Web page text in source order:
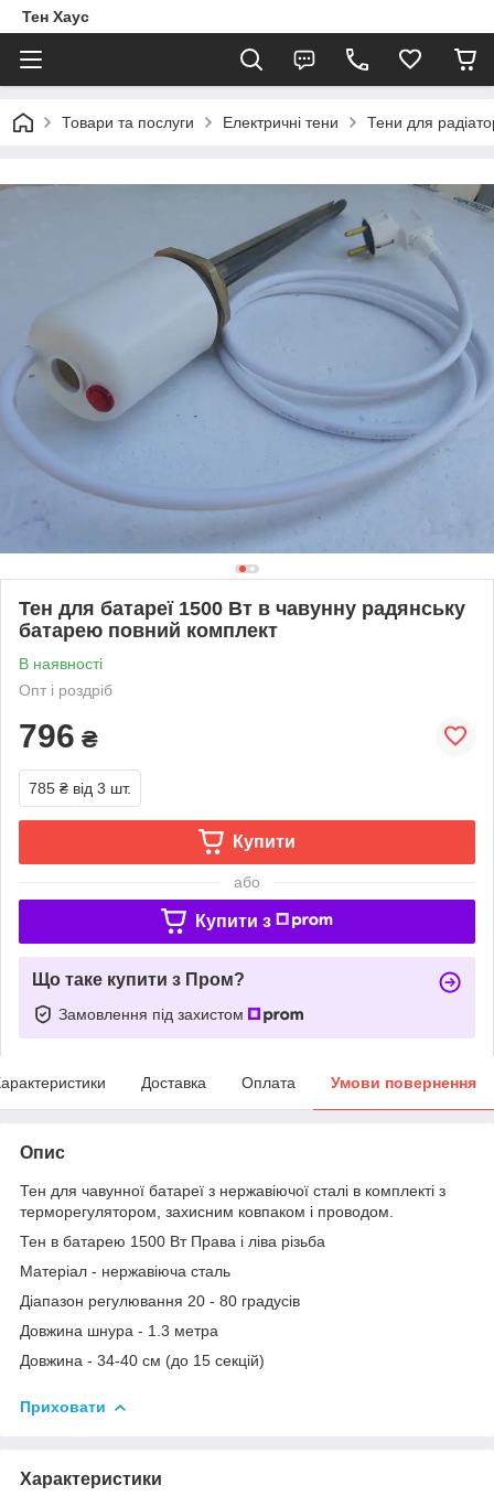
Тен Хаус
Товари та послуги Електричні тени Тени для
Тен для батареї 1500 Вт в чавунну радянську
батарею повний комплект
В наявності
Опт і роздріб
796 ₴
785 ₴ від 3 шт.
Купити
або
Купити з
Що таке купити з Пром?
Замовлення під захистом
Доставка Оплата Умови повернення
Опис
Тен для чавунної батареї з нержавіючої сталі в комплекті з
терморегулятором, захисним ковпаком і проводом.
Тен в батарею 1500 Вт Права і ліва різьба
Матеріал - нержавіюча сталь
Діапазон регулювання 20 - 80 градусів
Довжина шнура - 1.3 метра
Довжина - 34-40 см (до 15 секцій)
Приховати
Характеристики